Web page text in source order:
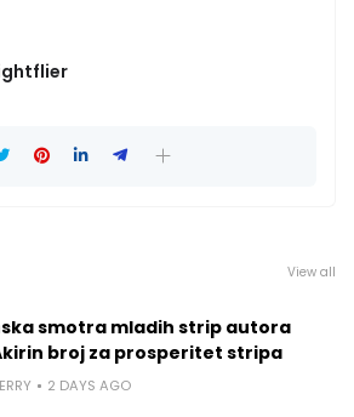
View all
smotra mladih strip autora
broj za prosperitet stripa
2 DAYS AGO